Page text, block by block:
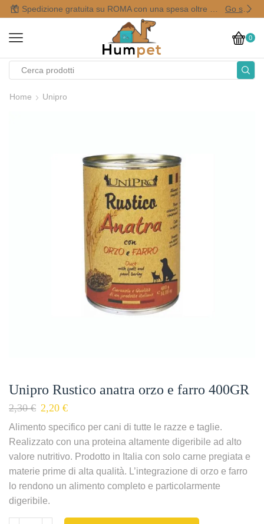
Go shop
0
Home Unipro
Unipro Rustico anatra orzo e farro 400GR
2,30€ 2,20 €
Alimento specifico per cani di tutte le razze e taglie.
Realizzato con una proteina altamente digeribile ad alto
valore nutritivo. Prodotto in Italia con solo carne pregiata e
materie prime di alta qualità. L’integrazione di orzo e farro
lo rendono un alimento completo e particolarmente
digeribile.